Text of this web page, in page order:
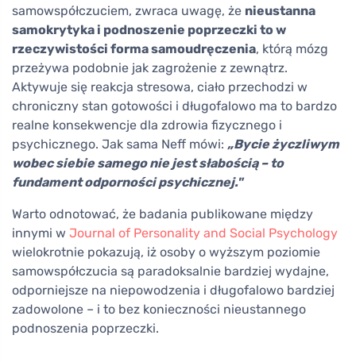
samowspółczuciem, zwraca uwagę, że nieustanna
samokrytyka i podnoszenie poprzeczki to w
rzeczywistości forma samoudręczenia, którą mózg
przeżywa podobnie jak zagrożenie z zewnątrz.
Aktywuje się reakcja stresowa, ciało przechodzi w
chroniczny stan gotowości i długofalowo ma to bardzo
realne konsekwencje dla zdrowia fizycznego i
psychicznego. Jak sama Neff mówi: „Bycie życzliwym
wobec siebie samego nie jest słabością – to
fundament odporności psychicznej."
Warto odnotować, że badania publikowane między
innymi w Journal of Personality and Social Psychology
wielokrotnie pokazują, iż osoby o wyższym poziomie
samowspółczucia są paradoksalnie bardziej wydajne,
odporniejsze na niepowodzenia i długofalowo bardziej
zadowolone – i to bez konieczności nieustannego
podnoszenia poprzeczki.